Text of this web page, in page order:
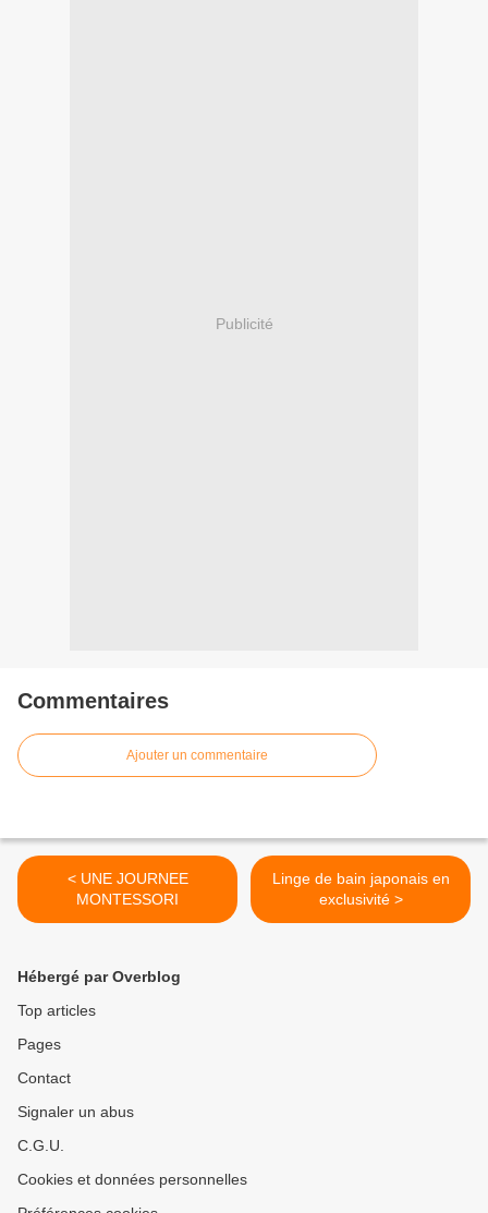
Publicité
Commentaires
Ajouter un commentaire
< UNE JOURNEE
MONTESSORI
Linge de bain japonais en
exclusivité >
Hébergé par Overblog
Top articles
Pages
Contact
Signaler un abus
C.G.U.
Cookies et données personnelles